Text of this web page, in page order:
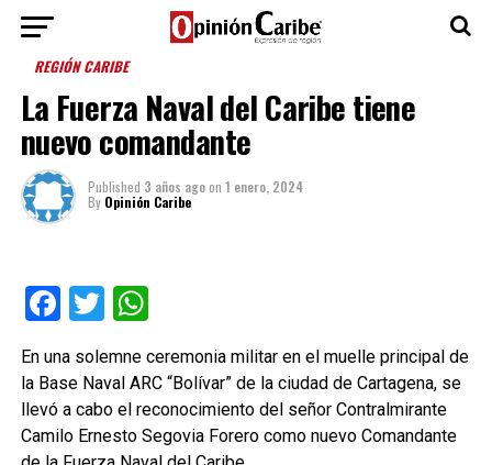
REGIÓN CARIBE
La Fuerza Naval del Caribe tiene
nuevo comandante
Published 3 años agoon 1 enero, 2024
By Opinión Caribe
Facebook
TwitterWhatsApp
En una solemne ceremonia militar en el muelle principal de
la Base Naval ARC “Bolívar” de la ciudad de Cartagena, se
llevó a cabo el reconocimiento del señor Contralmirante
Camilo Ernesto Segovia Forero como nuevo Comandante